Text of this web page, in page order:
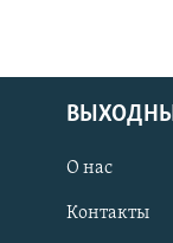
О нас
Контакты